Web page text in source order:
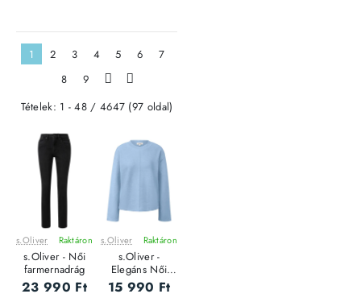
1 2 3 4 5 6
7
8
9 >
>|
Tételek: 1 - 48 / 4647 (97 oldal)
ÚJ
s.Oliver Raktáron
s.Oliver - Női
farmernadrág
23 990 Ft
ÚJ
s.Oliver Raktáron
s.Oliver -
Elegáns Női
pulóver
15 990 Ft